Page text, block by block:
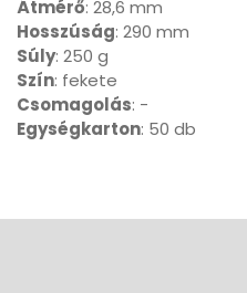
Átmérő: 28,6 mm
Hosszúság: 290 mm
Súly: 250 g
Szín: fekete
Csomagolás: -
Egységkarton: 50 db